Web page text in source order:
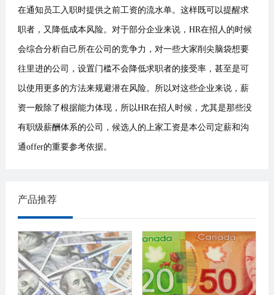
在通知员工入职时提供之前工资的流水单。这样既可以提醒求
职者，又降低成本风险。对于部分企业来说，HR在招人的时候
会综合分析自己所在公司的竞争力，对一些大家削尖脑袋想要
往里进的公司，设置门槛不会降低求职者的接受率，甚至是可
以使用更多的方法来规避潜在风险。所以对这些企业来说，薪
资一般除了根据能力体现，所以HR在招人时候，尤其是那些没
有职级薪酬体系的公司，候选人的上家工资是本公司定薪和沟
通offer的重要参考依据。
产品推荐